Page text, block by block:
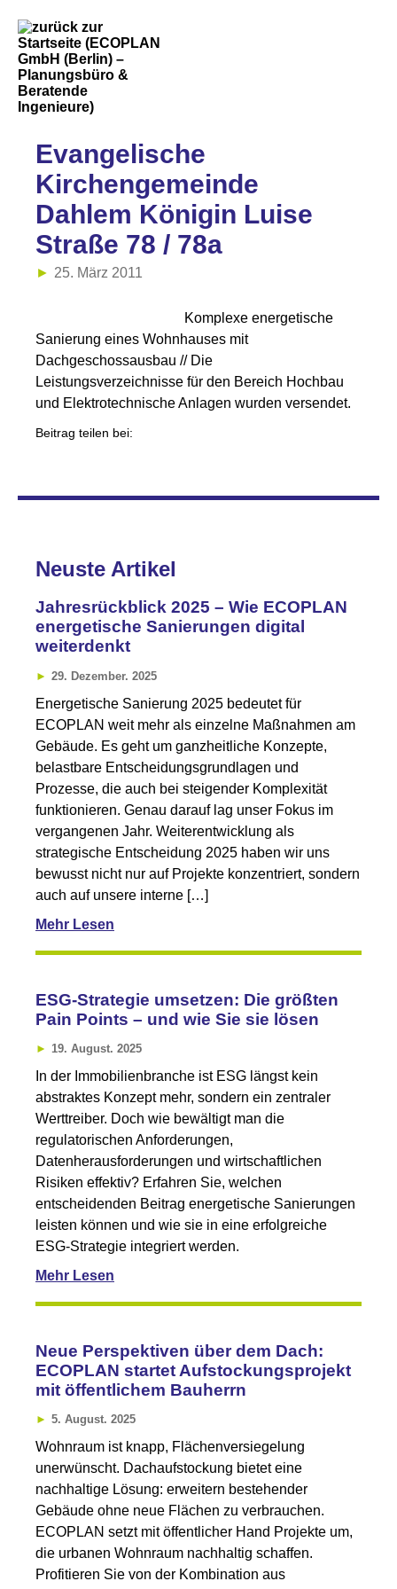
Evangelische
Kirchengemeinde
Dahlem Königin Luise
Straße 78 / 78a
25. März 2011
Komplexe energetische
Sanierung eines Wohnhauses mit
Dachgeschossausbau // Die
Leistungsverzeichnisse für den Bereich Hochbau
und Elektrotechnische Anlagen wurden versendet.
Beitrag teilen bei:
Neuste Artikel
Jahresrückblick 2025 – Wie ECOPLAN
energetische Sanierungen digital
weiterdenkt
29. Dezember. 2025
Energetische Sanierung 2025 bedeutet für
ECOPLAN weit mehr als einzelne Maßnahmen am
Gebäude. Es geht um ganzheitliche Konzepte,
belastbare Entscheidungsgrundlagen und
Prozesse, die auch bei steigender Komplexität
funktionieren. Genau darauf lag unser Fokus im
vergangenen Jahr. Weiterentwicklung als
strategische Entscheidung 2025 haben wir uns
bewusst nicht nur auf Projekte konzentriert, sondern
auch auf unsere interne […]
Mehr Lesen
ESG-Strategie umsetzen: Die größten
Pain Points – und wie Sie sie lösen
19. August. 2025
In der Immobilienbranche ist ESG längst kein
abstraktes Konzept mehr, sondern ein zentraler
Werttreiber. Doch wie bewältigt man die
regulatorischen Anforderungen,
Datenherausforderungen und wirtschaftlichen
Risiken effektiv? Erfahren Sie, welchen
entscheidenden Beitrag energetische Sanierungen
leisten können und wie sie in eine erfolgreiche
ESG-Strategie integriert werden.
Mehr Lesen
Neue Perspektiven über dem Dach:
ECOPLAN startet Aufstockungsprojekt
mit öffentlichem Bauherrn
5. August. 2025
Wohnraum ist knapp, Flächenversiegelung
unerwünscht. Dachaufstockung bietet eine
nachhaltige Lösung: erweitern bestehender
Gebäude ohne neue Flächen zu verbrauchen.
ECOPLAN setzt mit öffentlicher Hand Projekte um,
die urbanen Wohnraum nachhaltig schaffen.
Profitieren Sie von der Kombination aus